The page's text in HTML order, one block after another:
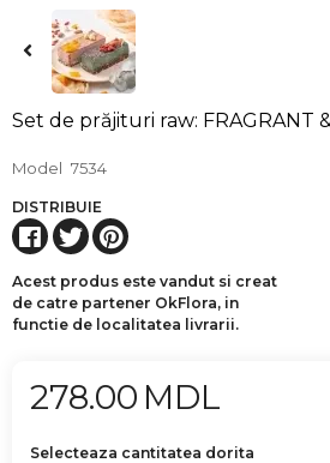
Set de prăjituri raw: FRAGRANT
Model 7534
DISTRIBUIE
Acest produs este vandut si creat
de catre partener OkFlora, in
functie de localitatea livrarii.
278.00 MDL
Selecteaza cantitatea dorita